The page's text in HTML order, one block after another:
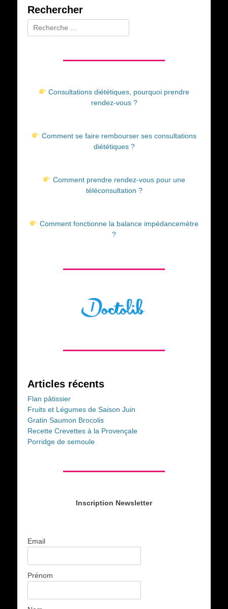
Rechercher
Rechercher :
Consultations diététiques, pourquoi prendre
rendez-vous ?
Comment se faire rembourser ses consultations
diététiques ?
Comment prendre rendez-vous pour une
téléconsultation ?
Comment fonctionne la balance impédancemètre
?
Articles récents
Flan pâtissier
Fruits et Légumes de Saison Juin
Gratin Saumon Brocolis
Recette Crevettes à la Provençale
Porridge de semoule
Inscription Newsletter
Email
Prénom